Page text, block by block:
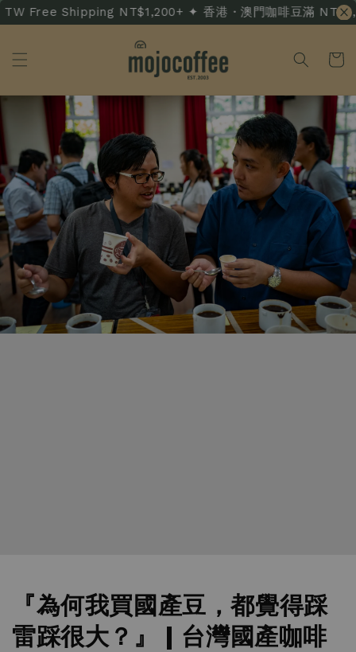
Free Shipping NT$1,200+ ✦ 香港・澳門咖啡豆滿
『為何我買國產豆，都覺得踩
雷踩很大？』 | 台灣國產咖啡